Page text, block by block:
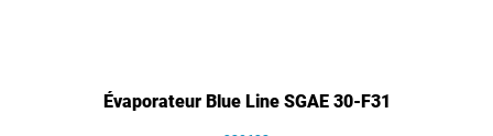
Évaporateur Blue Line SGAE 30-F31